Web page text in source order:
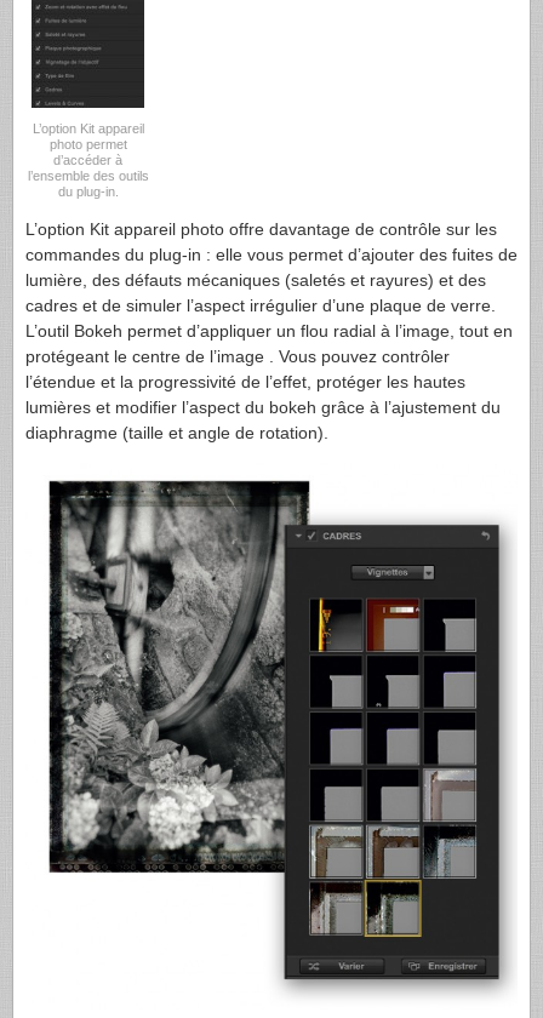
L’option Kit appareil
photo permet
d’accéder à
l’ensemble des outils
du plug-in.
L’option Kit appareil photo offre davantage de contrôle sur les
commandes du plug-in : elle vous permet d’ajouter des fuites de
lumière, des défauts mécaniques (saletés et rayures) et des
cadres et de simuler l’aspect irrégulier d’une plaque de verre.
L’outil Bokeh permet d’appliquer un flou radial à l’image, tout en
protégeant le centre de l’image . Vous pouvez contrôler
l’étendue et la progressivité de l’effet, protéger les hautes
lumières et modifier l’aspect du bokeh grâce à l’ajustement du
diaphragme (taille et angle de rotation).